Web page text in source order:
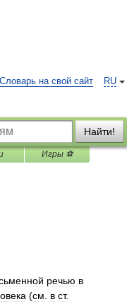
RU
Словарь на свой сайт
Найти!
Игры ⚽
речью в
(см в ст.